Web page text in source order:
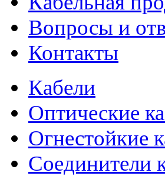
Вопросы и
Контакты
Кабели
Оптические
Огнестойкие
Соединители